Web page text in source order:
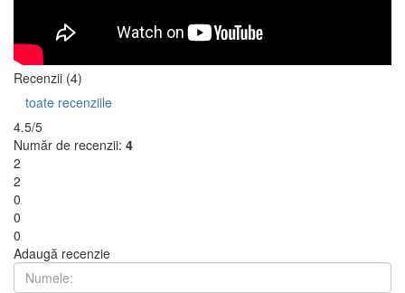
Recenzii (4)
toate recenziile
4.5/5
Număr de recenzii: 4
2
2
0
0
0
Adaugă recenzie